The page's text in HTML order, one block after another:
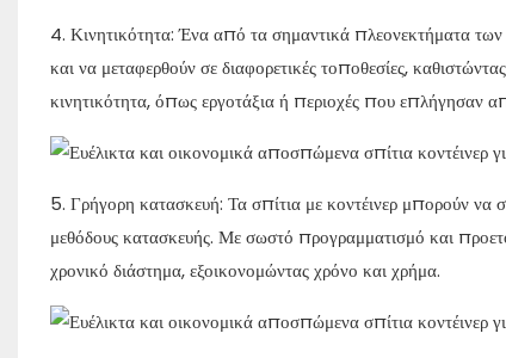
4. Κινητικότητα: Ένα από τα σημαντικά πλεονεκτήματα
και να μεταφερθούν σε διαφορετικές τοποθεσίες,
κινητικότητα, όπως εργοτάξια ή περιοχές που επλήγησαν
5. Γρήγορη κατασκευή: Τα σπίτια με κοντέινερ μπορούν να
μεθόδους κατασκευής. Με σωστό προγραμματισμό και
χρονικό διάστημα, εξοικονομώντας χρόνο και χρήμα.